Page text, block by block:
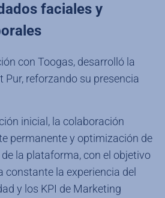
faciales y
con Toogas, desarrolló la
Pur, reforzando su presencia
inicial, la colaboración
permanente y optimización de
la plataforma, con el objetivo
constante la experiencia del
y los KPI de Marketing